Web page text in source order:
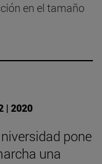
en el tamaño
| 2020
pone
una